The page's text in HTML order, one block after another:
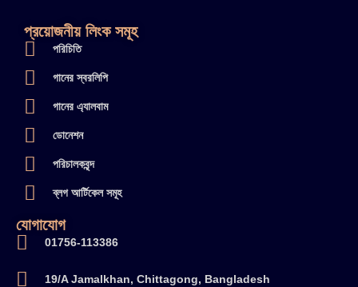
প্রয়োজনীয় লিংক সমূহ
পরিচিতি
গানের স্বরলিপি
গানের এ্যালবাম
ডোনেশন
পরিচালকবৃন্দ
ব্লগ আর্টিকেল সমূহ
যোগাযোগ
01756-113386
19/A Jamalkhan, Chittagong, Bangladesh